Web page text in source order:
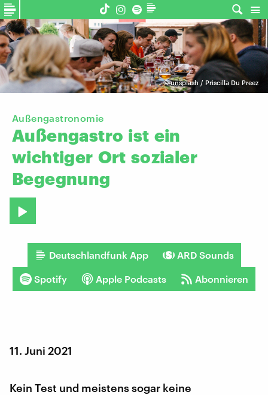
©unsplash / Priscilla Du Preez
Außengastronomie
Außengastro ist ein
wichtiger Ort sozialer
Begegnung
Deutschlandfunk App ARD Sounds
Spotify Apple Podcasts Abonnieren
11. Juni 2021
Kein Test und meistens sogar keine